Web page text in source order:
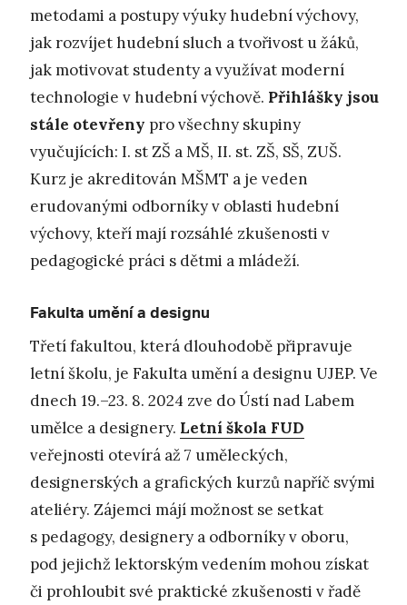
metodami a postupy výuky hudební výchovy,
jak rozvíjet hudební sluch a tvořivost u žáků,
jak motivovat studenty a využívat moderní
technologie v hudební výchově. Přihlášky jsou
stále otevřeny pro všechny skupiny
vyučujících: I. st ZŠ a MŠ, II. st. ZŠ, SŠ, ZUŠ.
Kurz je akreditován MŠMT a je veden
erudovanými odborníky v oblasti hudební
výchovy, kteří mají rozsáhlé zkušenosti v
pedagogické práci s dětmi a mládeží.
Fakulta umění a designu
Třetí fakultou, která dlouhodobě připravuje
letní školu, je Fakulta umění a designu UJEP. Ve
dnech 19.–23. 8. 2024 zve do Ústí nad Labem
umělce a designery. Letní škola FUD
veřejnosti otevírá až 7 uměleckých,
designerských a grafických kurzů napříč svými
ateliéry. Zájemci májí možnost se setkat
s pedagogy, designery a odborníky v oboru,
pod jejichž lektorským vedením mohou získat
či prohloubit své praktické zkušenosti v řadě